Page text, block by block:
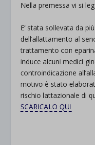
Nella premessa vi si
E’ stata sollevata da
dell’allattamento al
trattamento con
induce alcuni medici
controindicazione
motivo è stato
rischio lattazionale di
SCARICALO QUI